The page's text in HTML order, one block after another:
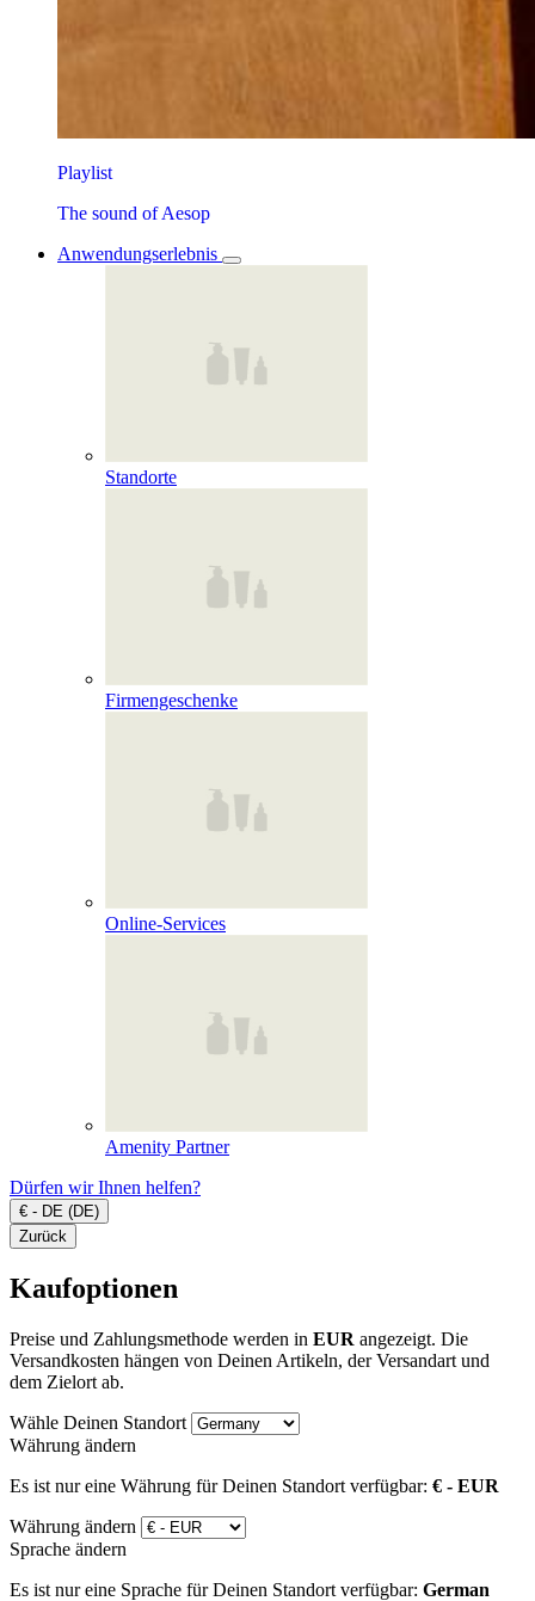
Playlist
The sound of Aesop
Anwendungserlebnis
Standorte
Firmengeschenke
Online‑Services
Amenity Partner
Dürfen wir Ihnen helfen?
€ - DE (DE)
Zurück
Kaufoptionen
Preise und Zahlungsmethode werden in EUR angezeigt. Die
Versandkosten hängen von Deinen Artikeln, der Versandart und
dem Zielort ab.
Wähle Deinen Standort
Währung ändern
Es ist nur eine Währung für Deinen Standort verfügbar: € - EUR
Währung ändern
Sprache ändern
Es ist nur eine Sprache für Deinen Standort verfügbar: German